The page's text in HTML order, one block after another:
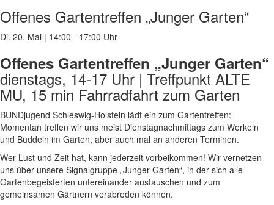
Offenes Gartentreffen „Junger Garten“
Di. 20. Mai | 14:00 - 17:00 Uhr
Offenes Gartentreffen „Junger Garten“
dienstags, 14-17 Uhr | Treffpunkt ALTE
MU, 15 min Fahrradfahrt zum Garten
BUNDjugend Schleswig-Holstein lädt ein zum Gartentreffen:
Momentan treffen wir uns meist Dienstagnachmittags zum Werkeln
und Buddeln im Garten, aber auch mal an anderen Terminen.
Wer Lust und Zeit hat, kann jederzeit vorbeikommen! Wir vernetzen
uns über unsere Signalgruppe „Junger Garten“, in der sich alle
Gartenbegeisterten untereinander austauschen und zum
gemeinsamen Gärtnern verabreden können.